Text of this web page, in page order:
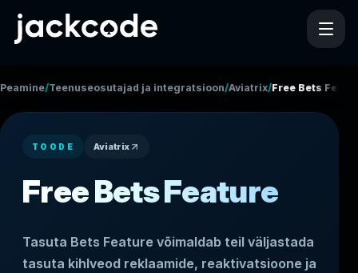
Peamine/Teenuseosutajad ja integratsioonid
/Aviatrix/Free Bets
TOODE Aviatrix
Free Bets Feature
Tasuta Bets Feature võimaldab teil väljastada
tasuta kihlveod reklaamide, reaktivatsioone ja